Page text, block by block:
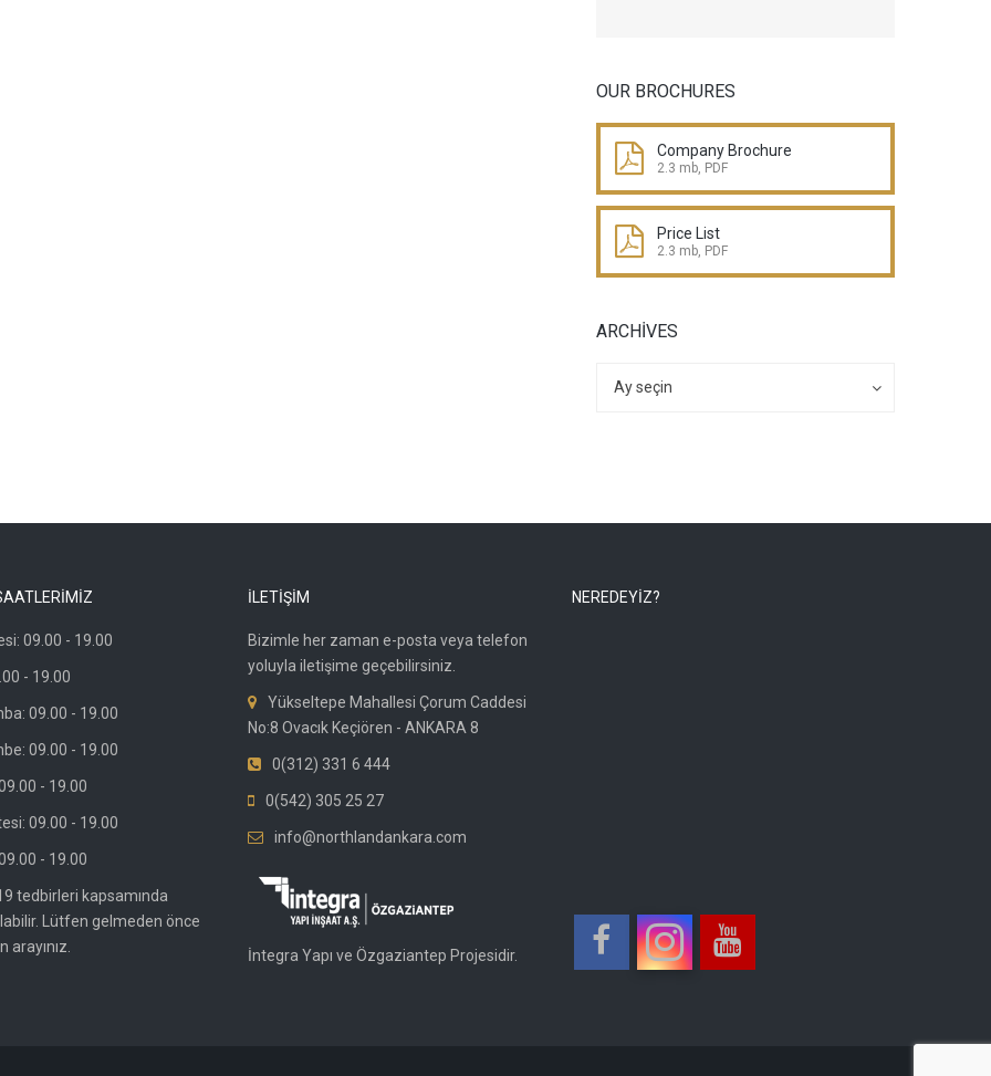
OUR BROCHURES
Company Brochure
2.3 mb, PDF
Price List
2.3 mb, PDF
ARCHIVES
Ay seçin
09.00 - 19.00
- 19.00
09.00 - 19.00
09.00 - 19.00
- 19.00
09.00 - 19.00
- 19.00
tedbirleri kapsamında
Lütfen gelmeden önce
arayınız.
İLETİŞİM
Bizimle her zaman e-posta veya telefon
yoluyla iletişime geçebilirsiniz.
Yükseltepe Mahallesi Çorum Caddesi
No:8 Ovacık Keçiören - ANKARA 8
0(312) 331 6 444
0(542) 305 25 27
info@northlandankara.com
İntegra Yapı ve Özgaziantep Projesidir.
NEREDEYİZ?